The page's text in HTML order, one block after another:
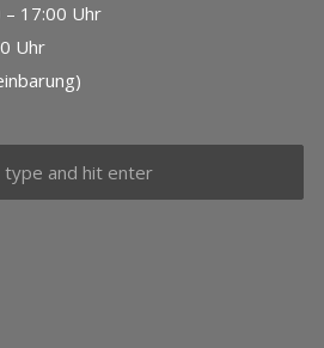
– 17:00 Uhr
Uhr